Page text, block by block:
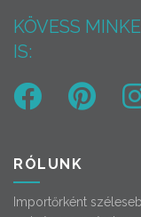
KÖVESS
IS:
RÓLUNK
Importőrként